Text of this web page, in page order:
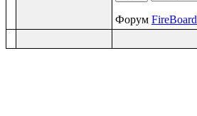
Форум FireBoard